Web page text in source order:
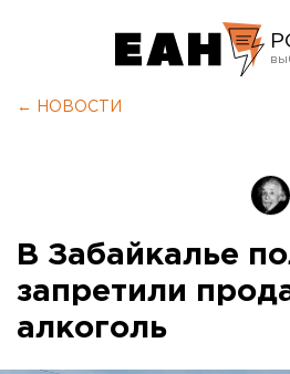
← НОВОСТИ
В Забайкалье
запретили
алкоголь